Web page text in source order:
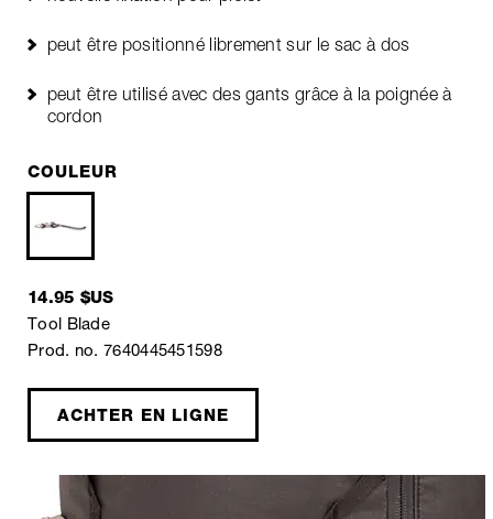
peut être positionné librement sur le sac à dos
peut être utilisé avec des gants grâce à la poignée à
cordon
COULEUR
14.95 $US
Tool Blade
Prod. no. 7640445451598
ACHTER EN LIGNE